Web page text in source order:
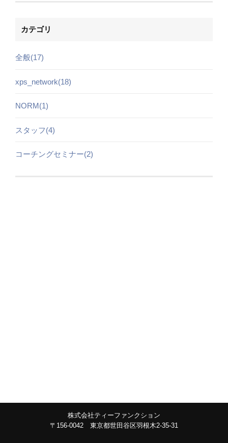
カテゴリ
全般(17)
xps_network(18)
NORM(1)
スタッフ(4)
コーチングセミナー(2)
株式会社ティーファンクション
〒156-0042 東京都世田谷区羽根木2-35-31